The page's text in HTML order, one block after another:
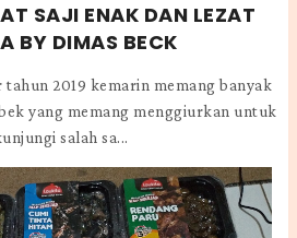
SAJI ENAK DAN LEZAT
BY DIMAS BECK
tahun 2019 kemarin memang banyak
yang memang menggiurkan untuk
salah sa...